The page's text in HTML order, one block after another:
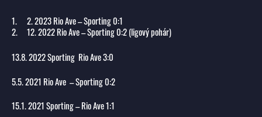
2. 2023 Rio Ave – Sporting 0:1
12. 2022 Rio Ave – Sporting 0:2 (ligový pohár)
13.8. 2022 Sporting Rio Ave 3:0
5.5. 2021 Rio Ave – Sporting 0:2
15.1. 2021 Sporting – Rio Ave 1:1